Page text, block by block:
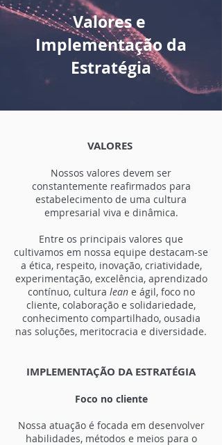
Valores e
Implementação da
Estratégia
VALORES
Nossos valores devem ser
constantemente reafirmados para
estabelecimento de uma cultura
empresarial viva e dinâmica.
Entre os principais valores que
cultivamos em nossa equipe destacam-se
a ética, respeito, inovação, criatividade,
experimentação, excelência, aprendizado
contínuo, cultura leane ágil, foco no
cliente, colaboração e solidariedade,
conhecimento compartilhado, ousadia
nas soluções, meritocracia e diversidade.
IMPLEMENTAÇÃO DA ESTRATÉGIA
Foco no cliente
Nossa atuação é focada em desenvolver
habilidades, métodos e meios para o